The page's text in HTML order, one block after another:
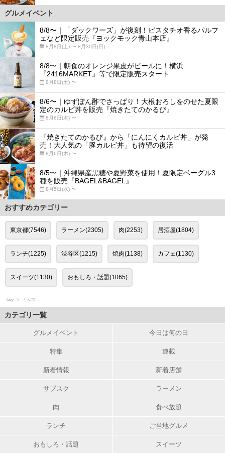
グルメイベント
8/8〜｜「ダックワーズ」が復刻！ピスタチオ香るパルフ
ェなど限定販売『ヨックモック青山本店』
8月8日(土) 〜 8月30日(日)
8/8〜｜朝食のオレンジ果皮がビールに！横浜
『2416MARKET』等で限定販売スタート
8月8日(土) 〜
8/6〜｜ゆずぽん酢でさっぱり！大根おろしをのせた夏限
定のカルビ丼を販売『焼きたてのかるび』
8月6日(木) 〜
『焼きたてのかるび』から「にんにくカルビ丼」が発
売！大人気の「豚カルビ丼」も待望の復活
8月6日(木) 〜
8/5〜｜沖縄県産黒糖や夏野菜を使用！夏限定ベーグル3
種を販売『BAGEL&BAGEL』
8月5日(水) 〜
おすすめカテゴリー
東京都(7546) ラーメン(2305) 肉(2253) 居酒屋(1804)
ランチ(1225) 渋谷区(1215) 焼肉(1138) カフェ(1130)
スイーツ(1130) おもしろ・話題(1065)
favy とん吉
カテゴリ一覧
グルメイベント 今日は何の日
特集 連載
新着情報 新着店舗
サブスク ラーメン
肉 食べ放題
ランチ ご当地グルメ
おもしろ・話題 スイーツ